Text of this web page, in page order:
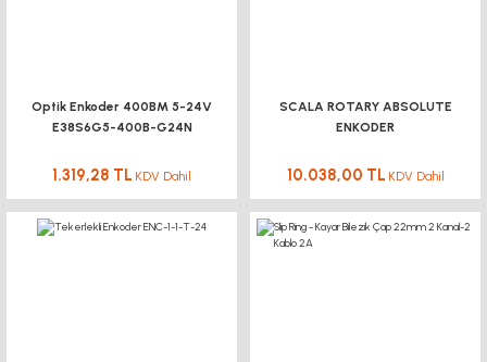
Optik Enkoder 400BM 5-24V
E38S6G5-400B-G24N
1.319,28 TL KDV Dahil
SCALA ROTARY ABSOLUTE
ENKODER
10.038,00 TL KDV Dahil